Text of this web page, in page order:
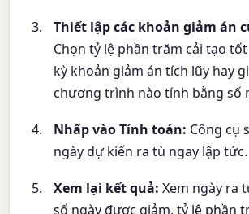
Thiết lập các khoản giảm án
Chọn tỷ lệ phần trăm cải tạo
kỳ khoản giảm án tích lũy hay
chương trình nào tính bằng số
Nhấp vào Tính toán: Công cụ
ngày dự kiến ra tù ngay lập tức.
Xem lại kết quả: Xem ngày ra
số ngày được giảm, tỷ lệ phần